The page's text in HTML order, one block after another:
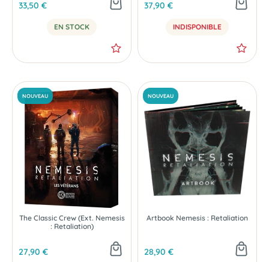
NOUVEAU
33,50 €
EN STOCK
NOUVEAU
37,90 €
INDISPONIBLE
The Classic Crew (Ext. Nemesis
: Retaliation)
27,90 €
Artbook Nemesis : Retaliation
28,90 €